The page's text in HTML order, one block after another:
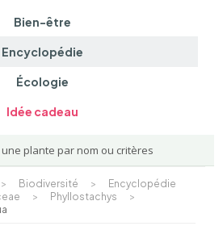
Bien-être
Encyclopédie
Écologie
Idée cadeau
plante par nom ou critères
> Biodiversité >
Encyclopédie
> Phyllostachys
>